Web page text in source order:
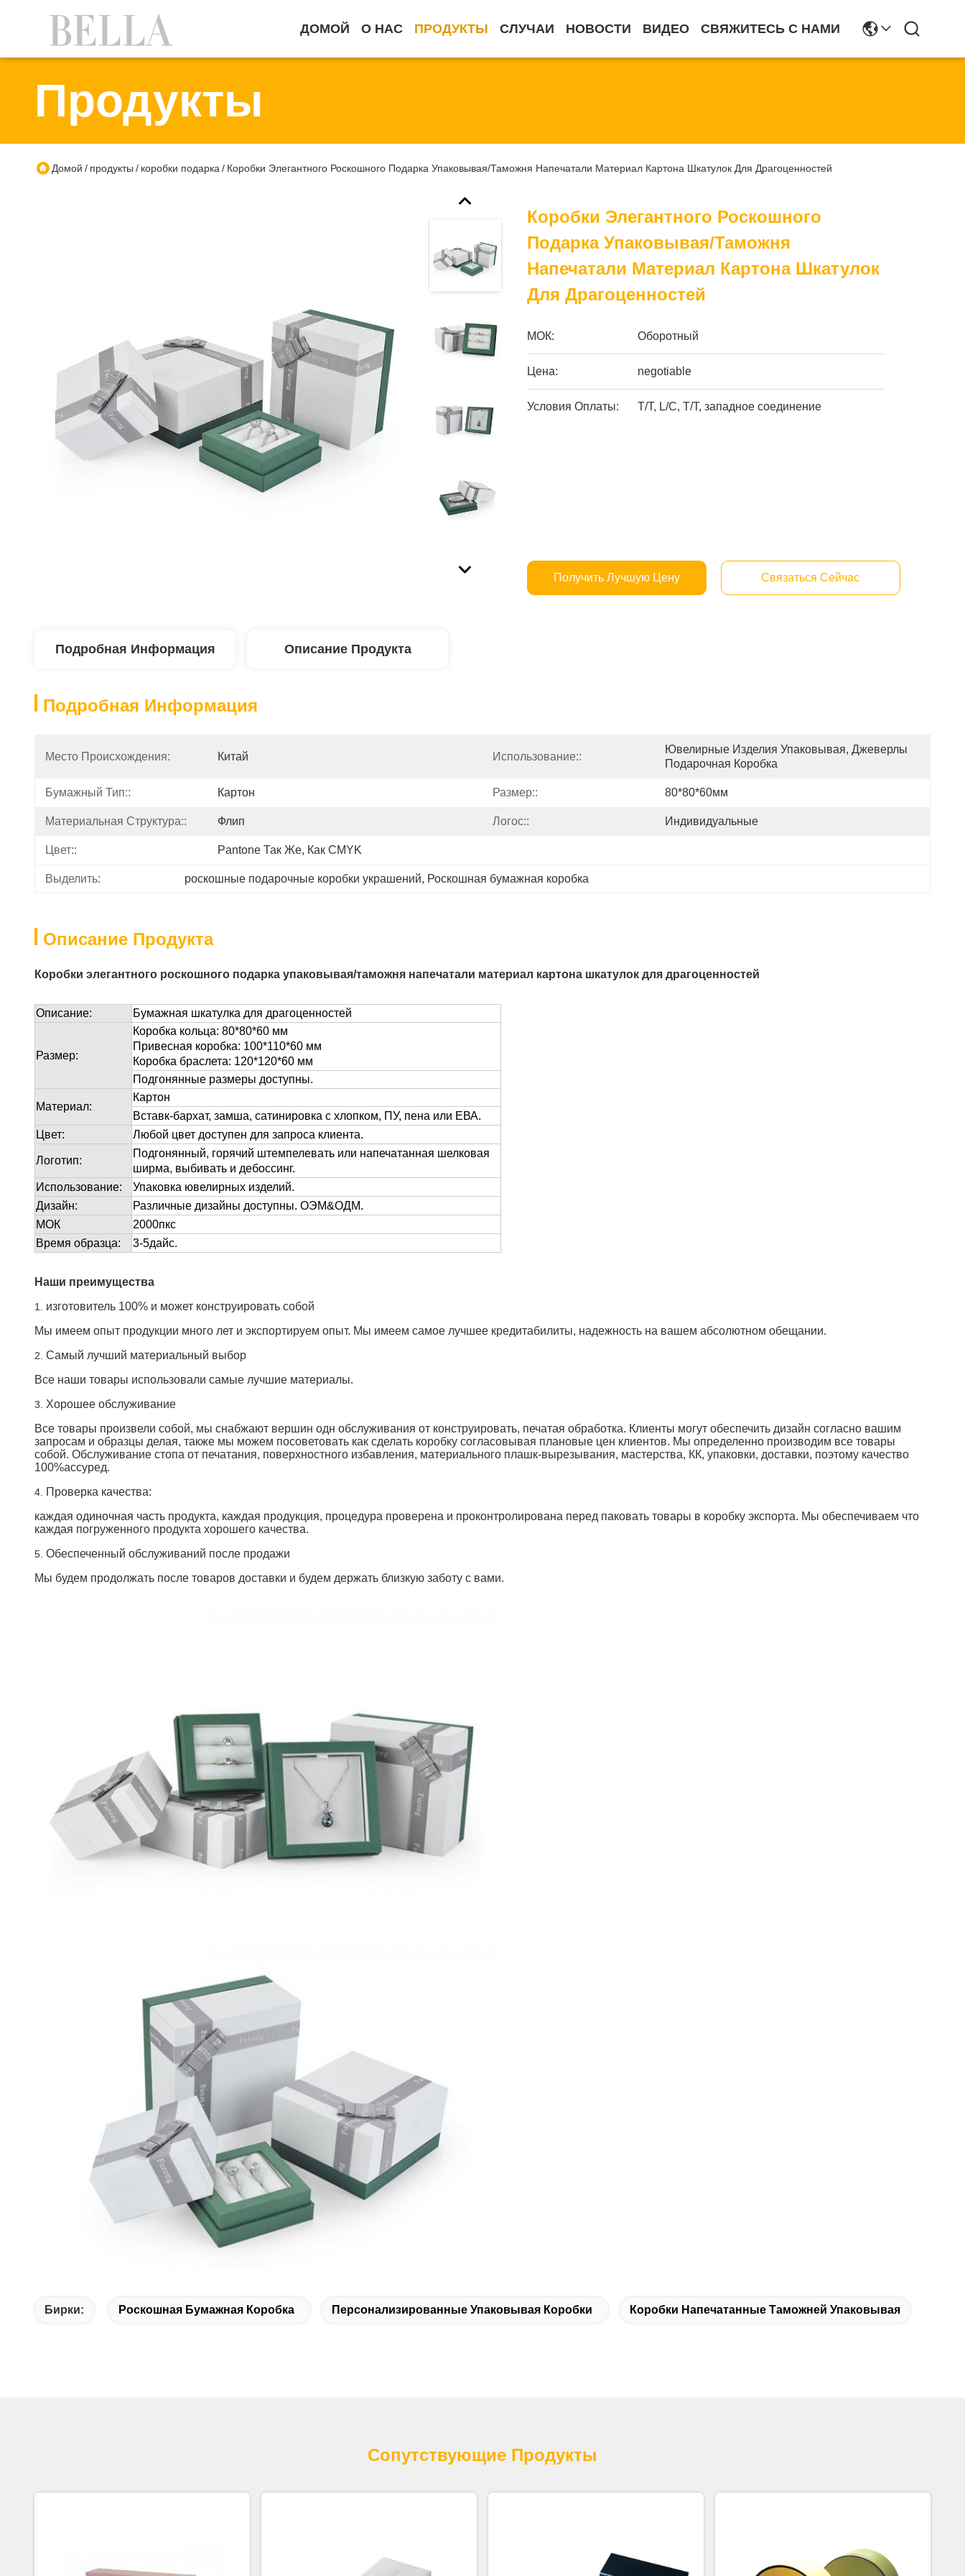
ДОМОЙ О НАС ПРОДУКТЫ СЛУЧАИ НОВОСТИ ВИДЕО СВЯЖИТЕСЬ С НАМИ
Продукты
Домой / продукты / коробки подарка / Коробки Элегантного Роскошного Подарка Упаковывая/таможня Напечатали Материал Картона Шкатулок Для Драгоценностей
Коробки Элегантного Роскошного
Подарка Упаковывая/таможня
Напечатали Материал Картона Шкатулок
Для Драгоценностей
МОК: Оборотный
Цена: negotiable
Условия Оплаты: T/T, L/C, T/T, западное соединение
Получить Лучшую Цену Связаться Сейчас
Подробная Информация Описание Продукта
Подробная Информация
Место Происхождения: Китай Использование::
Ювелирные Изделия Упаковывая, Джеверлы
Подарочная Коробка
Бумажный Тип:: Картон Размер:: 80*80*60мм
Материальная Структура:: Флип Логос:: Индивидуальные
Цвет:: Pantone Так Же, Как CMYK
Выделить: роскошные подарочные коробки украшений, Роскошная бумажная коробка
Описание Продукта
Коробки элегантного роскошного подарка упаковывая/таможня напечатали материал картона шкатулок для драгоценностей
Описание: Бумажная шкатулка для драгоценностей
Размер:
Коробка кольца: 80*80*60 мм
Привесная коробка: 100*110*60 мм
Коробка браслета: 120*120*60 мм
Подгонянные размеры доступны.
Материал:
Картон
Вставк-бархат, замша, сатинировка с хлопком, ПУ, пена или ЕВА.
Цвет:
Любой цвет доступен для запроса клиента.
Логотип:
Подгонянный, горячий штемпелевать или напечатанная шелковая
ширма, выбивать и дебоссинг.
Использование:
Упаковка ювелирных изделий.
Дизайн:
Различные дизайны доступны. ОЭМ&ОДМ.
МОК
2000пкс
Время образца:
3-5дайс.
Наши преимущества
1. изготовитель 100% и может конструировать собой
Мы имеем опыт продукции много лет и экспортируем опыт. Мы имеем самое лучшее кредитабилиты, надежность на вашем абсолютном обещании.
2. Самый лучший материальный выбор
Все наши товары использовали самые лучшие материалы.
3. Хорошее обслуживание
Все товары произвели собой, мы снабжают вершин одн обслуживания от конструировать, печатая обработка. Клиенты могут обеспечить дизайн согласно вашим
запросам и образцы делая, также мы можем посоветовать как сделать коробку согласовывая плановые цен клиентов. Мы определенно производим все товары
собой. Обслуживание стопа от печатания, поверхностного избавления, материального плашк-вырезывания, мастерства, КК, упаковки, доставки, поэтому качество
100%ассуред.
4.
Проверка качества:
каждая одиночная часть продукта, каждая продукция, процедура проверена и проконтролирована перед паковать товары в коробку экспорта. Мы обеспечиваем что
каждая погруженного продукта хорошего качества.
5. Обеспеченный обслуживаний после продажи
Мы будем продолжать после товаров доставки и будем держать близкую заботу с вами.
Бирки: Роскошная Бумажная Коробка Персонализированные Упаковывая Коробки Коробки Напечатанные Таможней Упаковывая
Сопутствующие Продукты